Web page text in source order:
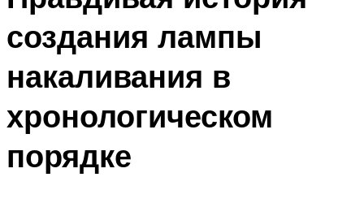
создания лампы
накаливания в
хронологическом
порядке